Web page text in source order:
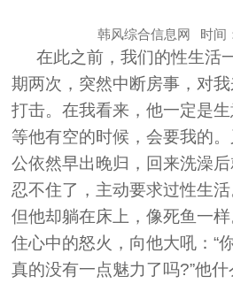
韩风综合信息网 时间
在此之前，我们的性生活
期两次，突然中断房事，对
打击。在我看来，他一定是生
等他有空的时候，会要我的
公依然早出晚归，回来洗澡
忍不住了，主动要求过性生
但他却躺在床上，像死鱼一
住心中的怒火，向他大吼：“
真的没有一点魅力了吗?”他